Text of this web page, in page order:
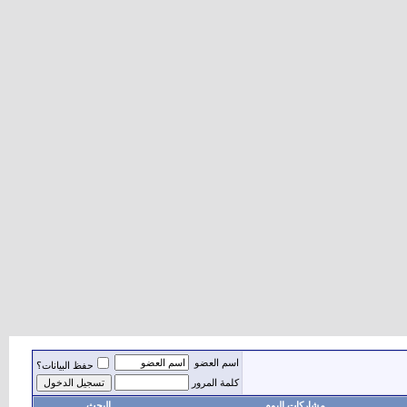
اسم العضو
حفظ البيانات؟
كلمة المرور